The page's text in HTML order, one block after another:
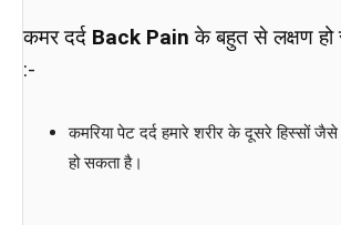
कमर दर्द Back Pain के बहुत से लक्षण
:-
कमरिया पेट दर्द हमारे शरीर के दूसरे हिस्सों
हो सकता है।